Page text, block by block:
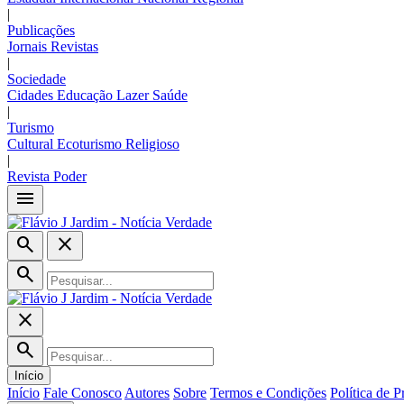
|
Publicações
Jornais Revistas
|
Sociedade
Cidades Educação Lazer Saúde
|
Turismo
Cultural Ecoturismo Religioso
|
Revista Poder
menu
search
close
search
close
search
Início
Início Fale Conosco Autores Sobre Termos e Condições Política de